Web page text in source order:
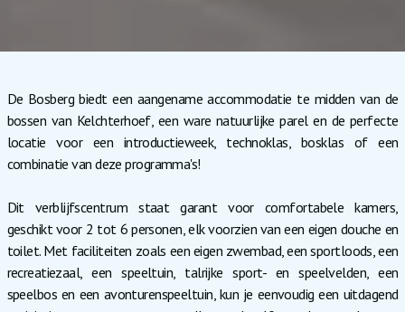
De Bosberg biedt een aangename accommodatie te midden van de
bossen van Kelchterhoef, een ware natuurlijke parel en de perfecte
locatie voor een introductieweek, technoklas, bosklas of een
combinatie van deze programma's!
Dit verblijfscentrum staat garant voor comfortabele kamers,
geschikt voor 2 tot 6 personen, elk voorzien van een eigen douche en
toilet. Met faciliteiten zoals een eigen zwembad, een sportloods, een
recreatiezaal, een speeltuin, talrijke sport- en speelvelden, een
speelbos en een avonturenspeeltuin, kun je eenvoudig een uitdagend